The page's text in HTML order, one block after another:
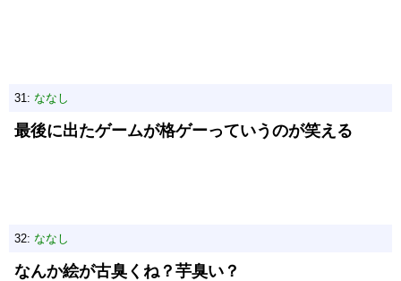
31: ななし
最後に出たゲームが格ゲーっていうのが笑える
32: ななし
なんか絵が古臭くね？芋臭い？